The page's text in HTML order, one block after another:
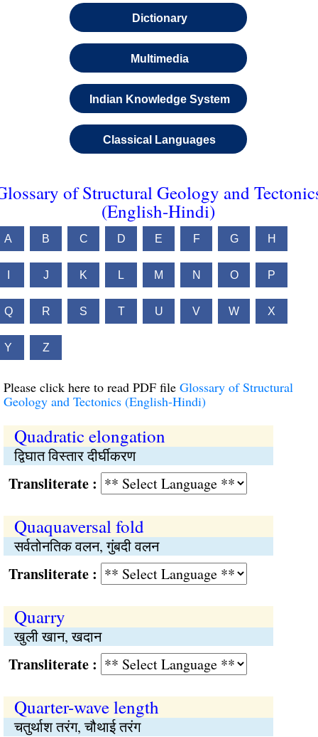
Dictionary
Multimedia
Indian Knowledge System
Classical Languages
of Structural Geology and
(English-Hindi)
A B C D E F G H
J K L M N O P
Q R S T U V W X
Y Z
Please click here to read PDF file Glossary of Structural
Geology and Tectonics (English-Hindi)
Quadratic elongation
द्विघात विस्तार दीर्घीकरण
:
Quaquaversal fold
सर्वतोनतिक वलन, गुंबदी वलन
:
Quarry
खुली खान, खदान
:
Quarter-wave length
चतुर्थाश तरंग, चौथाई तरंग